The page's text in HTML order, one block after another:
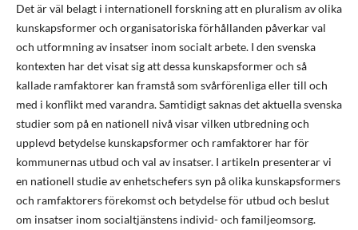
Det är väl belagt i internationell forskning att en pluralism av olika
kunskapsformer och organisatoriska förhållanden påverkar val
och utformning av insatser inom socialt arbete. I den svenska
kontexten har det visat sig att dessa kunskapsformer och så
kallade ramfaktorer kan framstå som svårförenliga eller till och
med i konflikt med varandra. Samtidigt saknas det aktuella svenska
studier som på en nationell nivå visar vilken utbredning och
upplevd betydelse kunskapsformer och ramfaktorer har för
kommunernas utbud och val av insatser. I artikeln presenterar vi
en nationell studie av enhetschefers syn på olika kunskapsformers
och ramfaktorers förekomst och betydelse för utbud och beslut
om insatser inom socialtjänstens individ- och familjeomsorg.